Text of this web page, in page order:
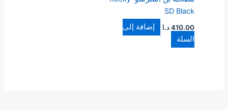
SD Black
410.00 د.ا
إضافة إلى
السلة